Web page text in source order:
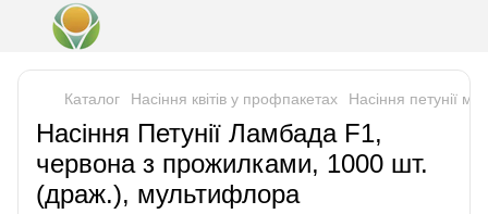
Каталог Насіння квітів у профпакетах Насіння петунії
Насіння Петунії Ламбада F1,
червона з прожилками, 1000 шт.
(драж.), мультифлора